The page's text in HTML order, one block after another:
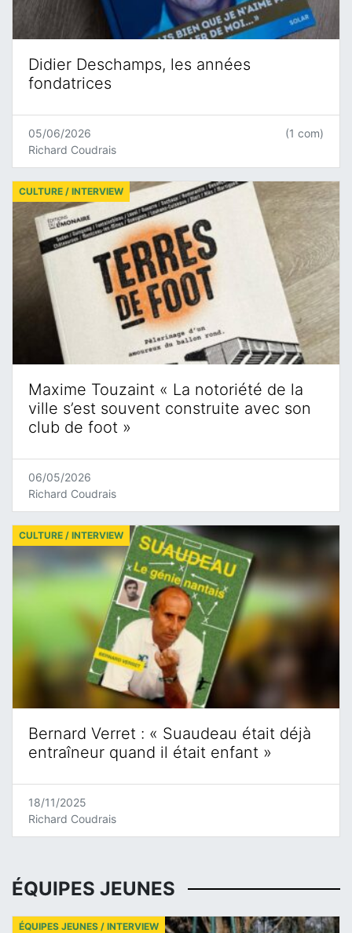
Didier Deschamps, les années
fondatrices
05/06/2026
Richard Coudrais
(1 com)
Maxime Touzaint « La notoriété de la
ville s’est souvent construite avec son
club de foot »
CULTURE / INTERVIEW
06/05/2026
Richard Coudrais
Bernard Verret : « Suaudeau était déjà
entraîneur quand il était enfant »
CULTURE / INTERVIEW
18/11/2025
Richard Coudrais
ÉQUIPES JEUNES
ÉQUIPES JEUNES / INTERVIEW